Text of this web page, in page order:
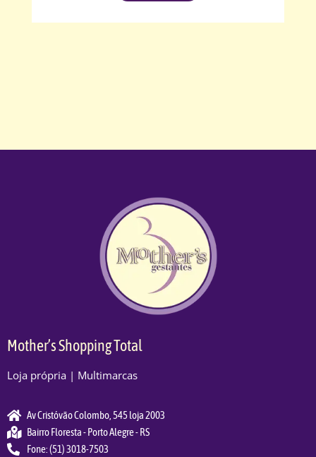
Mother’s Shopping Total
Loja própria | Multimarcas
Av Cristóvão Colombo, 545 loja 2003
Bairro Floresta - Porto Alegre - RS
Fone: (51) 3018-7503